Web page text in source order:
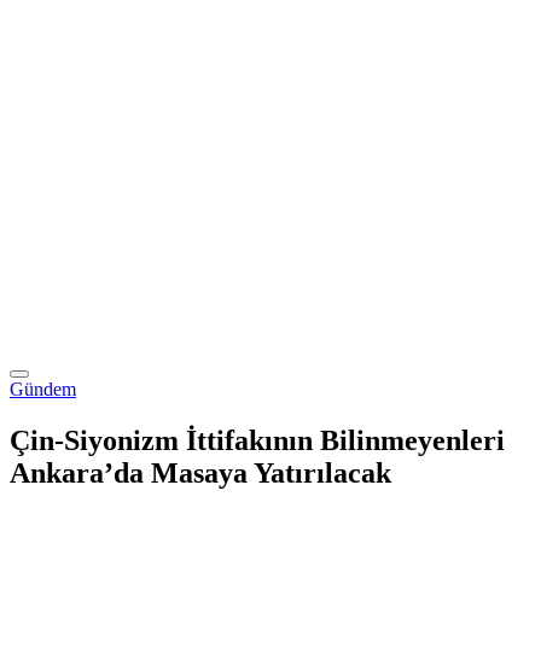
Gündem
Çin-Siyonizm İttifakının Bilinmeyenleri
Ankara’da Masaya Yatırılacak